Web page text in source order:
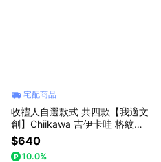
宅配商品
收禮人自選款式 共四款【我適文
創】Chiikawa 吉伊卡哇 格紋蝴
蝶結髮夾
$640
10.0%